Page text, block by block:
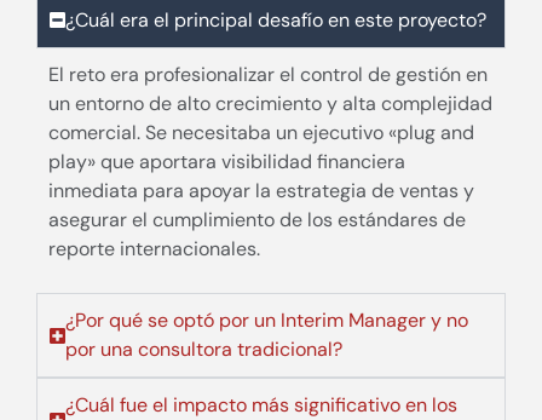
¿Cuál era el principal desafío en este proyecto?
El reto era profesionalizar el control de gestión en
un entorno de alto crecimiento y alta complejidad
comercial. Se necesitaba un ejecutivo «plug and
play» que aportara visibilidad financiera
inmediata para apoyar la estrategia de ventas y
asegurar el cumplimiento de los estándares de
reporte internacionales.
¿Por qué se optó por un Interim Manager y no
por una consultora tradicional?
¿Cuál fue el impacto más significativo en los